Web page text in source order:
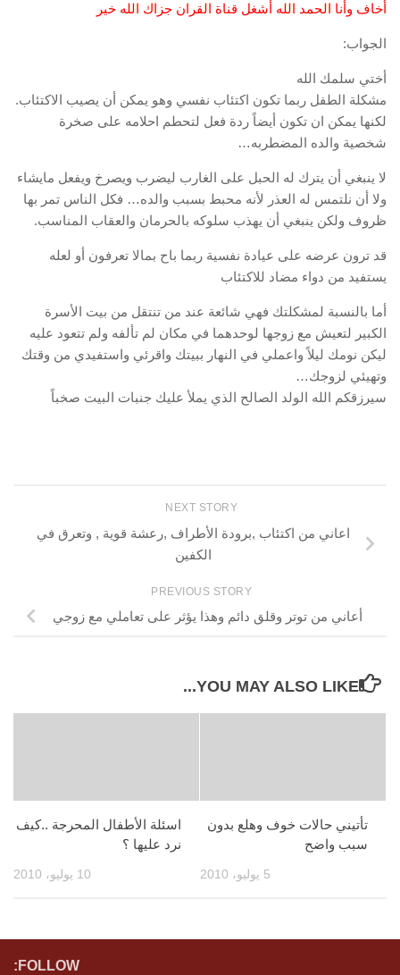
أخاف وأنا الحمد الله أشغل قناة القران جزاك الله خير
الجواب:
أختي سلمك الله
مشكلة الطفل ربما تكون اكتئاب نفسي وهو يمكن أن يصيب الاكتئاب.
لكنها يمكن ان تكون أيضاً ردة فعل لتحطم احلامه على صخرة
شخصية والده المضطربه…
لا ينبغي أن يترك له الحبل على الغارب ليضرب ويصرخ ويفعل مايشاء
ولا أن نلتمس له العذر لأنه محبط بسبب والده… فكل الناس تمر بها
ظروف ولكن ينبغي أن يهذب سلوكه بالحرمان والعقاب المناسب.
قد ترون عرضه على عيادة نفسية ربما باح بمالا تعرفون أو لعله
يستفيد من دواء مضاد للاكتئاب
أما بالنسبة لمشكلتك فهي شائعة عند من تنتقل من بيت الأسرة
الكبير لتعيش مع زوجها لوحدهما في مكان لم تألفه ولم تتعود عليه
ليكن نومك ليلاً واعملي في النهار ببيتك واقرئي واستفيدي من وقتك
وتهيئي لزوجك…
سيرزقكم الله الولد الصالح الذي يملأ عليك جنبات البيت صخباً
NEXT STORY
اعاني من اكتئاب ,برودة الأطراف ,رعشة قوية , وتعرق في
الكفين
PREVIOUS STORY
أعاني من توتر وقلق دائم وهذا يؤثر على تعاملي مع زوجي
YOU MAY ALSO LIKE...
اسئلة الأطفال المحرجة ..كيف
نرد عليها ؟
10 يوليو، 2010
تأتيني حالات خوف وهلع بدون
سبب واضح
5 يوليو، 2010
FOLLOW: